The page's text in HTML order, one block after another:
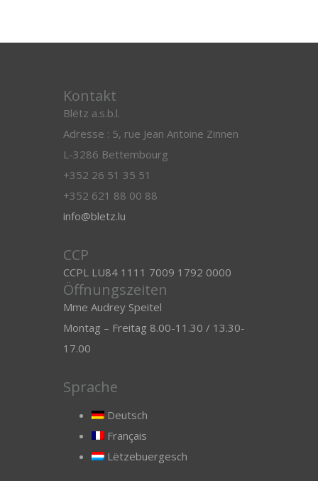
Kontakt
Blëtz a.s.b.l.
Adresse : 5, rue Jean Antoine Zinnen
L-3286 Bettembourg
+352 26 51 35 51
+352 621 88 00 88
info@bletz.lu
CCP
CCPL LU84 1111 7009 1792 0000
Öffnungszeiten
Mme Audrey Speitel
Montag – Freitag 8.00-11.30 / 13.30-
17.00
Sprache
Deutsch
Français
Lëtzebuergesch